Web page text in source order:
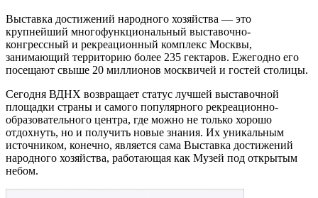
Выставка достижений народного хозяйства — это
крупнейший многофункциональный выставочно-
конгрессный и рекреационный комплекс Москвы,
занимающий территорию более 235 гектаров. Ежегодно его
посещают свыше 20 миллионов москвичей и гостей столицы.
Сегодня ВДНХ возвращает статус лучшей выставочной
площадки страны и самого популярного рекреационно-
образовательного центра, где можно не только хорошо
отдохнуть, но и получить новые знания. Их уникальным
источником, конечно, является сама Выставка достижений
народного хозяйства, работающая как Музей под открытым
небом.